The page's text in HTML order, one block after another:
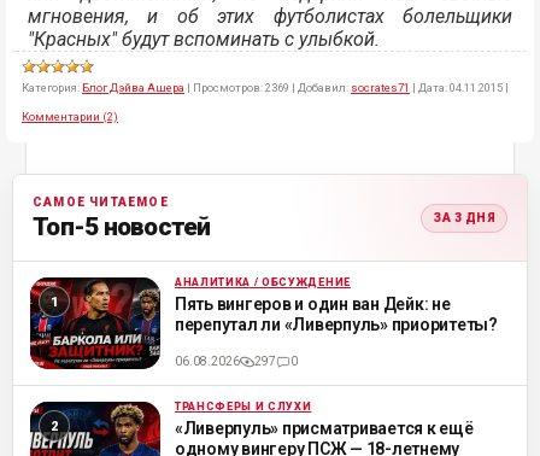
мгновения, и об этих футболистах болельщики
"Красных" будут вспоминать с улыбкой.
Категория: Блог Дэйва Ашера | Просмотров:2369 | Добавил: socrates71 | Дата:04.11.2015 |
Комментарии (2)
САМОЕ ЧИТАЕМОЕ
Топ-5 новостей ЗА 3 ДНЯ
ML АНАЛИТИКА / ОБСУЖДЕНИЕ
Пять вингеров и один ван Дейк: не
перепутал ли «Ливерпуль» приоритеты?
06.08.2026 297 0
ML ТРАНСФЕРЫ И СЛУХИ
«Ливерпуль» присматривается к ещё
одному вингеру ПСЖ — 18-летнему